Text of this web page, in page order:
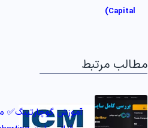
Capital)
مطالب مرتبط
آموزش گوچارتینگ✅